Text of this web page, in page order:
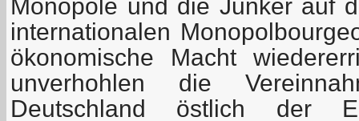
Monopole und die Junker auf
internationalen
ökonomische Macht
unverhohlen die
Deutschland östlich der